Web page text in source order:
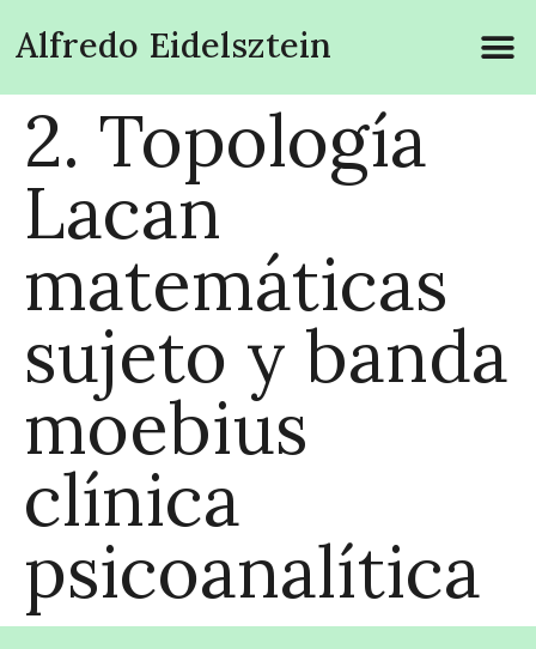
Alfredo Eidelsztein
2. Topología
Lacan
matemáticas
sujeto y banda
moebius
clínica
psicoanalítica